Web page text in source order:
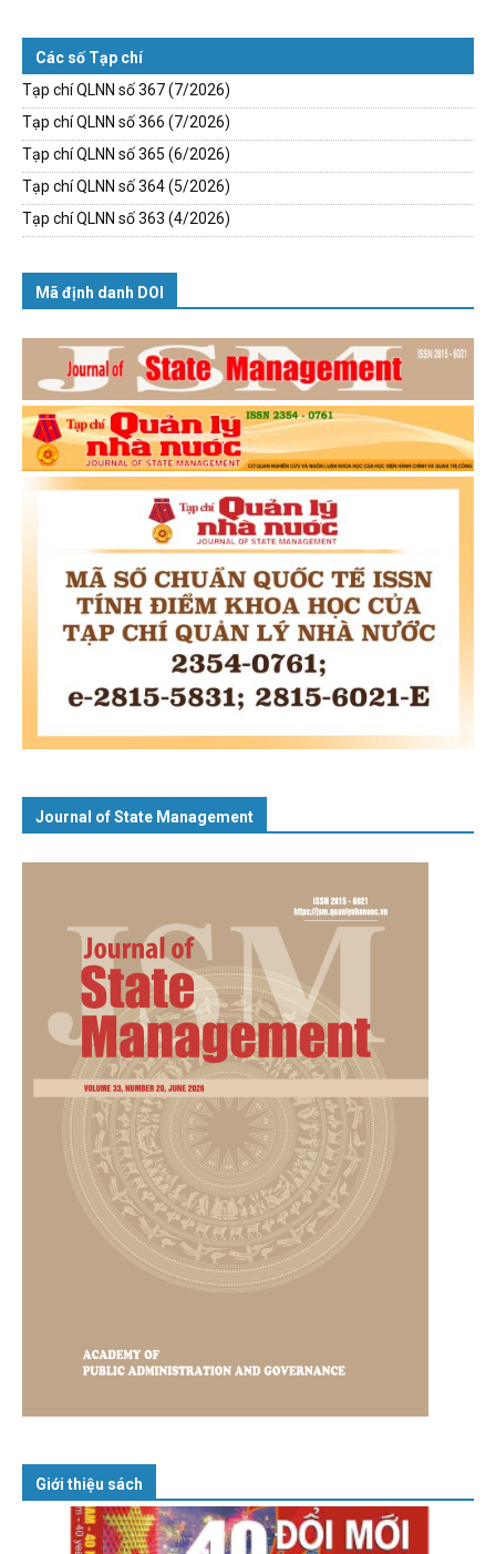
Các số Tạp chí
Tạp chí QLNN số 367 (7/2026)
Tạp chí QLNN số 366 (7/2026)
Tạp chí QLNN số 365 (6/2026)
Tạp chí QLNN số 364 (5/2026)
Tạp chí QLNN số 363 (4/2026)
Mã định danh DOI
Journal of State Management
Giới thiệu sách